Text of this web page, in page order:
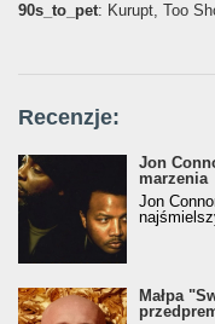
90s_to_pet: Kurupt, Too
Recenzje:
Jon
marzenia
Jon
Małpa